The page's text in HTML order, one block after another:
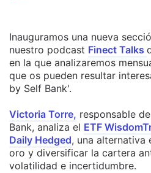
Inauguramos una nueva
nuestro podcast Finect Talks
en la que analizaremos
que os pueden resultar
by Self Bank'.
Victoria Torre, responsable
Bank, analiza el ETF
Daily Hedged, una alternativa
oro y diversificar la cartera
volatilidad e incertidumbre.